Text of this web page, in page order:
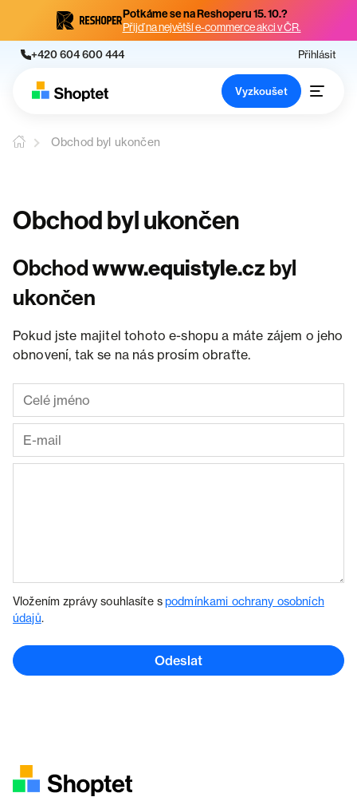
Potkáme se na Reshoperu 15. 10.?
Přijď na největší e-commerce akci v ČR.
+420 604 600 444 Přihlásit
Vyzkoušet
Obchod byl ukončen
Obchod byl ukončen
Obchodwww.equistyle.cz byl
ukončen
Pokud jste majitel tohoto e-shopu a máte zájem o jeho
obnovení, tak se na nás prosím obraťte.
Vložením zprávy souhlasíte spodmínkami ochrany osobních
údajů.
Odeslat